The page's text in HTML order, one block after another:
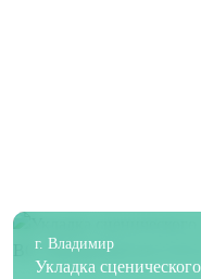
г. Владимир
Укладка